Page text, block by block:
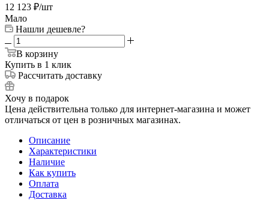
12 123 ₽/шт
Мало
Нашли дешевле?
В корзину
Купить в 1 клик
Рассчитать доставку
Хочу в подарок
Цена действительна только для интернет-магазина и может
отличаться от цен в розничных магазинах.
Описание
Характеристики
Наличие
Как купить
Оплата
Доставка